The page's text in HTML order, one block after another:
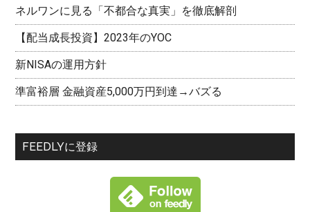
ネルワンに見る「不都合な真実」を徹底解剖
【配当成長投資】2023年のYOC
新NISAの運用方針
準富裕層 金融資産5,000万円到達→バズる
FEEDLYに登録